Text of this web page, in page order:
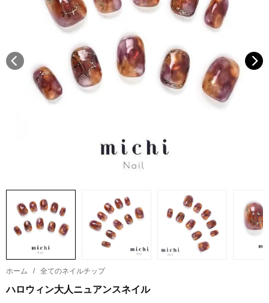
ホーム / 全てのネイルチップ
ハロウィン大人ニュアンスネイル